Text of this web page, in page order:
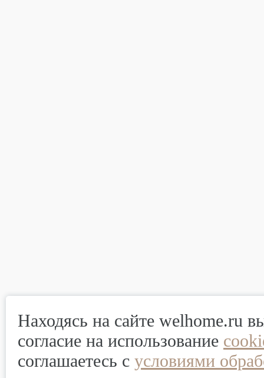
Находясь на сайте welhome.ru
согласие на использование
соглашаетесь с условиями